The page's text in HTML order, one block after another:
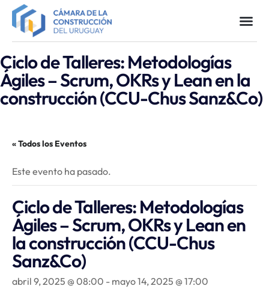
Ciclo de Talleres: Metodologías
Ágiles – Scrum, OKRs y Lean en la
construcción (CCU-Chus Sanz&Co)
« Todos los Eventos
Este evento ha pasado.
Ciclo de Talleres: Metodologías
Ágiles – Scrum, OKRs y Lean en
la construcción (CCU-Chus
Sanz&Co)
abril 9, 2025 @ 08:00 - mayo 14, 2025 @ 17:00